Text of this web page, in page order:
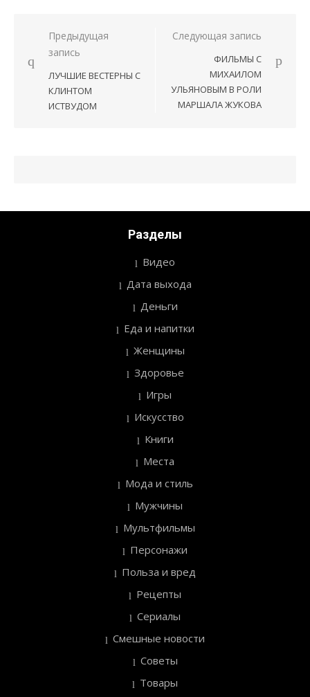
Навигация
по
записям
Предыдущая
запись
ЛУЧШИЕ ВЕСТЕРНЫ С
КЛИНТОМ
ИСТВУДОМ
Следующая запись
ФИЛЬМЫ С
МИХАИЛОМ
УЛЬЯНОВЫМ В РОЛИ
МАРШАЛА ЖУКОВА
Разделы
Видео
Дата выхода
Деньги
Еда и напитки
Женщины
Здоровье
Игры
Искусство
Книги
Места
Мода и стиль
Мужчины
Мультфильмы
Персонажи
Польза и вред
Рецепты
Сериалы
Смешные новости
Советы
Товары